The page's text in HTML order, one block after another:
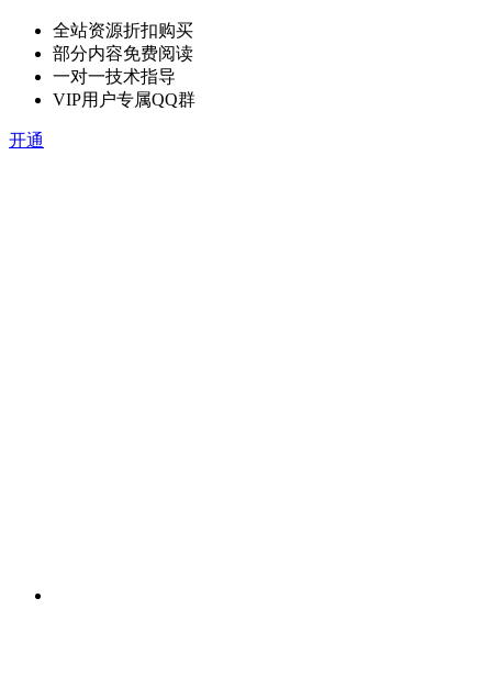
全站资源折扣购买
部分内容免费阅读
一对一技术指导
VIP用户专属QQ群
开通